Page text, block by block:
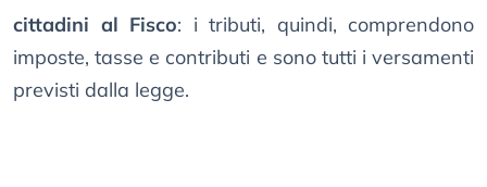
cittadini al Fisco: i tributi, quindi, comprendono
imposte, tasse e contributi e sono tutti i versamenti
previsti dalla legge.